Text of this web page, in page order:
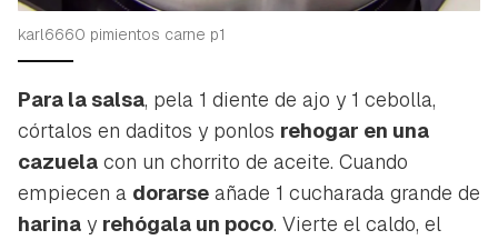
karl6660 pimientos carne p1
Para la salsa, pela 1 diente de ajo y 1 cebolla,
córtalos en daditos y ponlos rehogar en una
cazuela con un chorrito de aceite. Cuando
empiecen a dorarse añade 1 cucharada grande de
harina y rehógala un poco. Vierte el caldo, el